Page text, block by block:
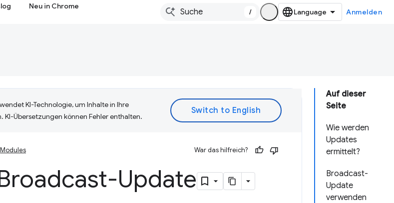
Neu in Chrome
/ Anmelden
Auf dieser
Seite
Wie werden
Updates
ermittelt?
Broadcast-
Update
verwenden
KI-Technologie, um Inhalte in Ihre
Übersetzungen können Fehler enthalten.
Modules War das hilfreich?
Update